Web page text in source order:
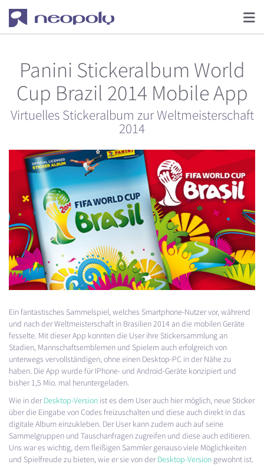
Panini Stickeralbum World
Cup Brazil 2014 Mobile App
Virtuelles Stickeralbum zur Weltmeisterschaft
2014
Ein fantastisches Sammelspiel, welches Smartphone-Nutzer vor, während
und nach der Weltmeisterschaft in Brasilien 2014 an die mobilen Geräte
fesselte. Mit dieser App konnten die User ihre Stickersammlung an
Stadien, Mannschaftsemblemen und Spielern auch erfolgreich von
unterwegs vervollständigen, ohne einen Desktop-PC in der Nähe zu
haben. Die App wurde für IPhone- und Android-Geräte konzipiert und
bisher 1,5 Mio. mal heruntergeladen.
Wie in derDesktop-Version ist es dem User auch hier möglich, neue Sticker
über die Eingabe von Codes freizuschalten und diese auch direkt in das
digitale Album einzukleben. Der User kann zudem auch auf seine
Sammelgruppen und Tauschanfragen zugreifen und diese auch editieren.
Uns war es wichtig, dem fleißigen Sammler genauso viele Möglichkeiten
und Spielfreude zu bieten, wie er sie von derDesktop-Version gewohnt ist.